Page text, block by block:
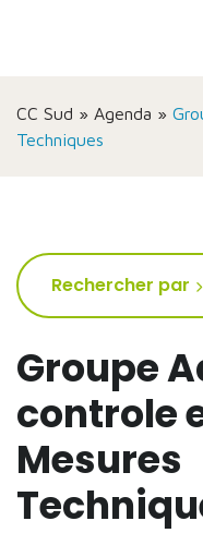
CC Sud » Agenda »
Techniques
Groupe
controle
Mesures
Rechercher par